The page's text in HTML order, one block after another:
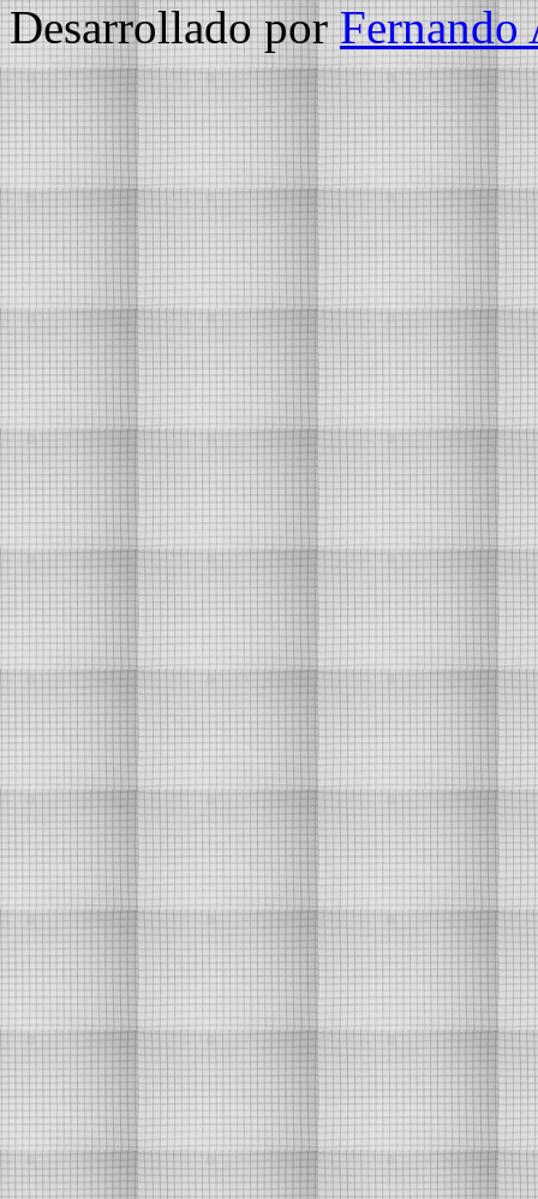
Desarrollado porFernando